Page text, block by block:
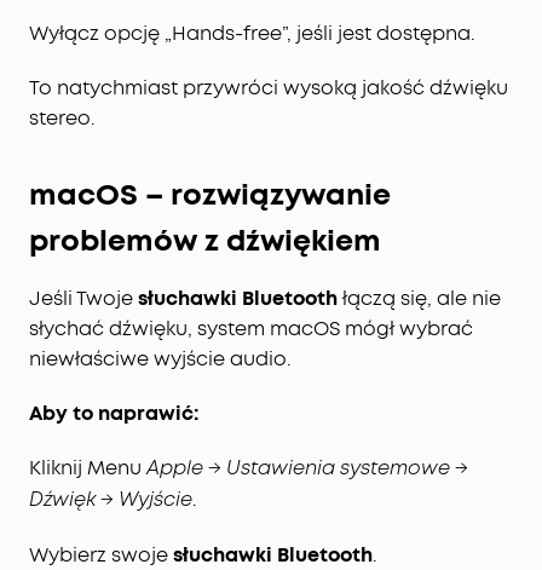
Wyłącz opcję „Hands-free”, jeśli jest dostępna.
To natychmiast przywróci wysoką jakość dźwięku
stereo.
macOS – rozwiązywanie
problemów z dźwiękiem
Jeśli Twojesłuchawki Bluetoothłączą się, ale nie
słychać dźwięku, system macOS mógł wybrać
niewłaściwe wyjście audio.
Aby to naprawić:
Kliknij MenuApple → Ustawienia systemowe →
Dźwięk → Wyjście.
Wybierz swojesłuchawki Bluetooth.